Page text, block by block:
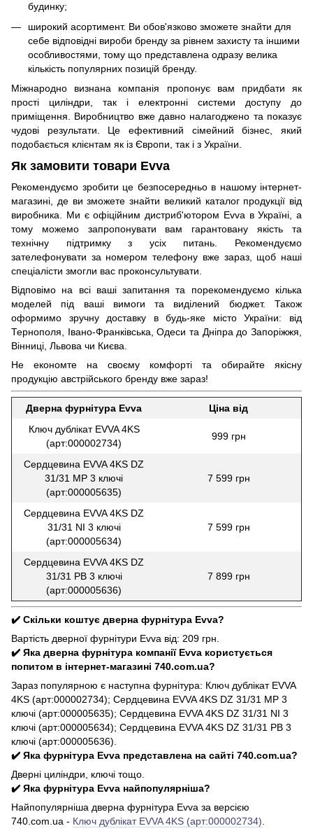
будинку;
широкий асортимент. Ви обов'язково зможете знайти для
себе відповідні вироби бренду за рівнем захисту та іншими
особливостями, тому що представлена ​​одразу велика
кількість популярних позицій бренду.
Міжнародно визнана компанія пропонує вам придбати як
прості циліндри, так і електронні системи доступу до
приміщення. Виробництво вже давно налагоджено та показує
чудові результати. Це ефективний сімейний бізнес, який
подобається клієнтам як із Європи, так і з України.
Як замовити товари Evva
Рекомендуємо зробити це безпосередньо в нашому інтернет-
магазині, де ви зможете знайти великий каталог продукції від
виробника. Ми є офіційним дистриб'ютором Evva в Україні, а
тому можемо запропонувати вам гарантовану якість та
технічну підтримку з усіх питань. Рекомендуємо
зателефонувати за номером телефону вже зараз, щоб наші
спеціалісти змогли вас проконсультувати.
Відповімо на всі ваші запитання та порекомендуємо кілька
моделей під ваші вимоги та виділений бюджет. Також
оформимо зручну доставку в будь-яке місто України: від
Тернополя, Івано-Франківська, Одеси та Дніпра до Запоріжжя,
Вінниці, Львова чи Києва.
Не економте на своєму комфорті та обирайте якісну
продукцію австрійського бренду вже зараз!
Дверна фурнітура Evva
Ціна від
Ключ дублікат EVVA 4KS
(арт:000002734)
999 грн
Сердцевина EVVA 4KS DZ
31/31 MP 3 ключі
(арт:000005635)
7 599 грн
Сердцевина EVVA 4KS DZ
31/31 NI 3 ключі
(арт:000005634)
7 599 грн
Сердцевина EVVA 4KS DZ
31/31 PB 3 ключі
(арт:000005636)
7 899 грн
✔️ Скільки коштує дверна фурнітура Evva?
Вартість дверної фурнітури Evva від: 209 грн.
✔️ Яка дверна фурнітура компанії Evva користується
попитом в інтернет-магазині 740.com.ua?
Зараз популярною є наступна фурнітура: Ключ дублікат EVVA
4KS (арт:000002734); Сердцевина EVVA 4KS DZ 31/31 MP 3
ключі (арт:000005635); Сердцевина EVVA 4KS DZ 31/31 NI 3
ключі (арт:000005634); Сердцевина EVVA 4KS DZ 31/31 PB 3
ключі (арт:000005636).
✔️ Яка фурнітура Evva представлена на сайті 740.com.ua?
Дверні циліндри, ключі тощо.
✔️ Яка фурнітура Evva найпопулярніша?
Найпопулярніша дверна фурнітура Evva за версією
740.com.ua - Ключ дублікат EVVA 4KS (арт:000002734)